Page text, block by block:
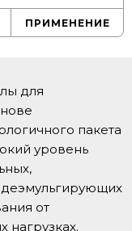
ПРИМЕНЕНИЕ
для
пакета
уровень
от
нагрузках.